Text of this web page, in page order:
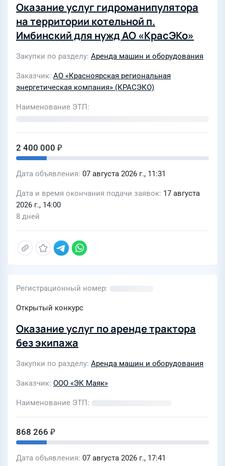
Оказание услуг гидроманипулятора
на территории котельной п.
Имбинский для нужд АО «КрасЭКо»
Закупки по разделу Аренда машин и оборудования
Заказчик АО «Красноярская региональная
энергетическая компания» (КРАСЭКО)
Наименование ЭТП
2 400 000 ₽
Дата объявления 07 августа 2026 г., 11:31
Дата и время окончания подачи заявок 17 августа
2026 г., 14:00
8 дней
Регистрационный номер
Открытый конкурс
Оказание услуг по аренде трактора
без экипажа
Закупки по разделу Аренда машин и оборудования
Заказчик ООО «ЭК Маяк»
Наименование ЭТП
868 266 ₽
Дата объявления 07 августа 2026 г., 17:41